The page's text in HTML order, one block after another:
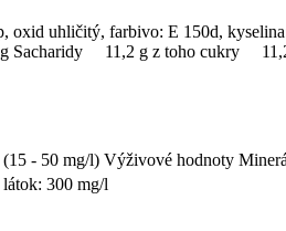
uhličitý, farbivo: E 150d,
g Sacharidy 11,2 g z toho
- 50 mg/l) Výživové hodnoty
látok: 300 mg/l